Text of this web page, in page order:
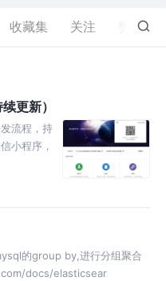
收藏集 关注 0
更新）
流程，持
小程序，
的group by,进行分组聚合
docs/elasticsear